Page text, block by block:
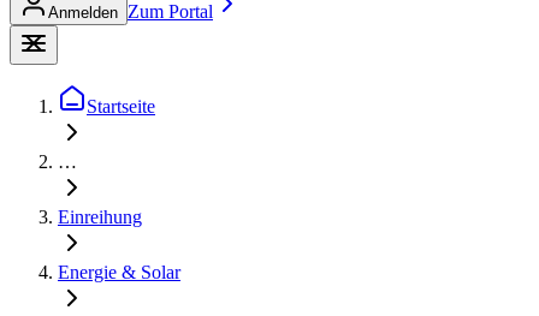
Anmelden Zum Portal
Startseite
…
Einreihung
Energie & Solar